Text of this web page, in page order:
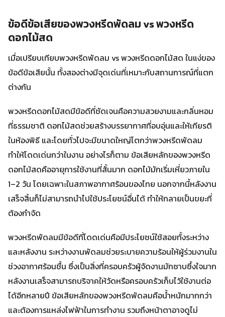
ข้อดีข้อเสียของพวงหรีดพัดลม vs พวงหรีด
ดอกไม้สด
เมื่อเปรียบเทียบพวงหรีดพัดลม vs พวงหรีดดอกไม้สด ในแง่ของ
ข้อดีข้อเสียนั้น ทั้งสองต่างมีจุดเด่นที่เหมาะกับสถานการณ์ที่แตก
ต่างกัน
พวงหรีดดอกไม้สดมีข้อดีที่ชัดเจนคือความสวยงามและกลิ่นหอม
ที่ธรรมชาติ ดอกไม้สดช่วยสร้างบรรยากาศที่อบอุ่นและให้เกียรติ
ในห้องพิธี และโดยทั่วไปจะมีขนาดใหญ่โตกว่าพวงหรีดพัดลม
ทำให้โดดเด่นกว่าในงาน อย่างไรก็ตาม ข้อเสียหลักของพวงหรีด
ดอกไม้สดคืออายุการใช้งานที่สั้นมาก ดอกไม้มักเริ่มเหี่ยวภายใน
1–2 วัน โดยเฉพาะในสภาพอากาศร้อนของไทย นอกจากนี้หลังงาน
เสร็จสิ้นก็ไม่สามารถนำไปใช้ประโยชน์อื่นได้ ทำให้กลายเป็นขยะที่
ต้องกำจัด
พวงหรีดพัดลมมีข้อดีที่โดดเด่นคือมีประโยชน์ใช้สอยทั้งระหว่าง
และหลังงาน ระหว่างงานพัดลมช่วยระบายความร้อนให้ผู้ร่วมงานใน
ช่วงอากาศร้อนชื้น ซึ่งเป็นสิ่งที่ครอบครัวผู้จัดงานมักซาบซึ้งใจมาก
หลังงานเสร็จสามารถบริจาคให้วัดหรือครอบครัวเก็บไว้ใช้งานต่อ
ได้อีกหลายปี ข้อเสียหลักของพวงหรีดพัดลมคือน้ำหนักมากกว่า
และต้องการแหล่งไฟฟ้าในการทำงาน รวมถึงหน้าตาอาจดูไม่